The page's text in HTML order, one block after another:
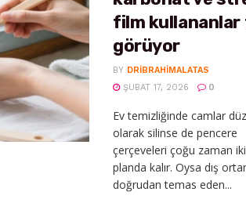
film kullananlar
görüyor
BY DRIBRAHIMALATAS
ŞUBAT 17, 2026
0
Ev temizliğinde camlar
olarak silinse de pencere
çerçeveleri çoğu zaman
planda kalır. Oysa dış
doğrudan temas eden...